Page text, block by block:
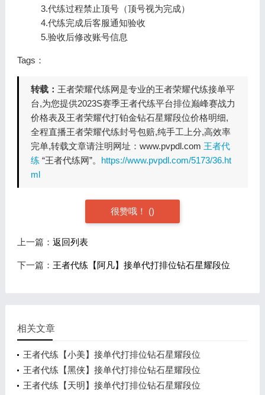
3.代练过程禁止顶号（顶号视为完成）
4.代练完成后客服通知验收
5.验收后修改账号信息
Tags：
转载： 王者荣耀代练网是专业的王者荣耀代练接单平
台,为您提供2023S赛季王者代练平台排位巅峰赛战力
价格表及王者荣耀代打铂金钻石星耀段位价格明细,
全程直播王者荣耀代练封号包赔,纯手工上分,高效率
完单,转载文章请注明网址：www.pvpdl.com 王者代
练 “王者代练网”。 https://www.pvpdl.com/5173/36.ht
ml
很赞哦！ ()
上一篇： 返回列表
下一篇： 王者代练【阿凡】接单代打排位钻石星耀段位
相关文章
王者代练【小美】接单代打排位钻石星耀段位
王者代练【黑侠】接单代打排位钻石星耀段位
王者代练【天明】接单代打排位钻石星耀段位